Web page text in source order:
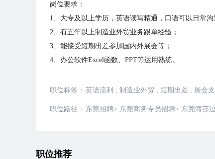
岗位要求：
1、大专及以上学历，英语读写精通，口语可以日常沟
2、有五年以上制造业外贸业务跟单经验；
3、能接受短期出差参加国内外展会等；
4、办公软件Excel函数、PPT等运用熟练。
职位标签： 英语流利 ; 制造业外贸 ; 短期出差 ; 展会
职位路径： 东莞招聘> 东莞商务专员招聘> 东莞海莎
职位推荐